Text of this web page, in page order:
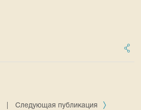
Следующая публикация